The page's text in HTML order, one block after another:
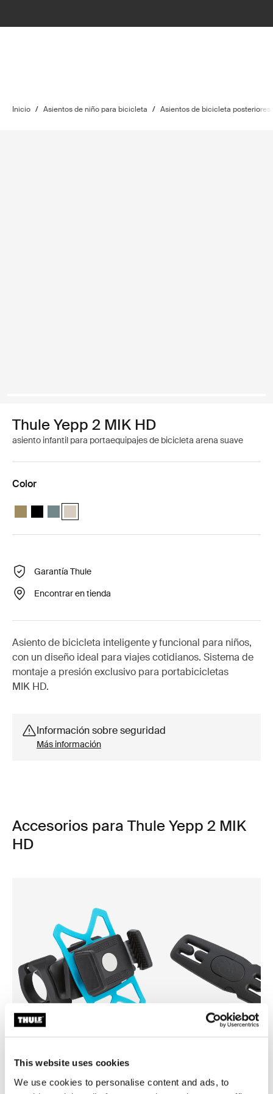
This website uses cookies
We use cookies to personalise content and ads, to
Inicio / Asientos de niño para bicicleta / Asientos de bicicleta posteriores
Thule Yepp 2 MIK HD
asiento infantil para portaequipajes de bicicleta arena suave
Color
Thule Yepp 2 MIK HD Verde nutria
Thule Yepp 2 MIK HD Negro medianoche
Thule Yepp 2 MIK HD Azul medio
Thule Yepp 2 MIK HD Arena suave (selected)
Garantía Thule
Encontrar en tienda
Asiento de bicicleta inteligente y funcional para niños,
con un diseño ideal para viajes cotidianos. Sistema de
montaje a presión exclusivo para portabicicletas
MIK HD.
Información sobre seguridad
Más información
Accesorios para Thule Yepp 2 MIK
HD
Thule smartphone bike mount
fijación de smartphone para bicicleta
Thule Yepp harness clip
clip para arnés negro